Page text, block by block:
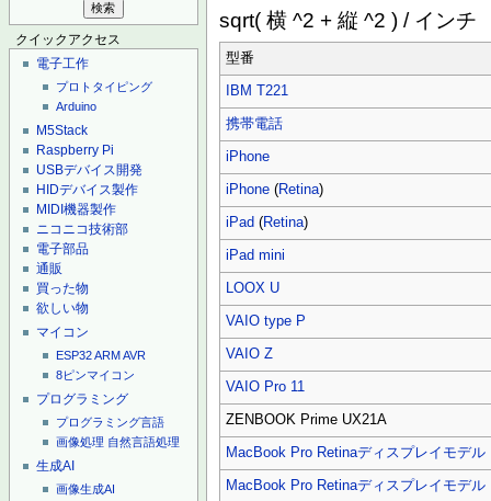
クイックアクセス
電子工作
プロトタイピング
Arduino
M5Stack
Raspberry Pi
USBデバイス開発
HIDデバイス製作
MIDI機器製作
ニコニコ技術部
電子部品
通販
買った物
欲しい物
マイコン
ESP32ARMAVR
8ピンマイコン
プログラミング
プログラミング言語
画像処理 自然言語処理
生成AI
画像生成AI
sqrt( 横 ^2 + 縦 ^2 ) / インチ
型番
IBM T221
携帯電話
iPhone
iPhone (Retina)
iPad (Retina)
iPad mini
LOOX U
VAIO type P
VAIO Z
VAIO Pro 11
ZENBOOK Prime UX21A
MacBook Pro Retinaディスプレイモデル
MacBook Pro Retinaディスプレイモデル